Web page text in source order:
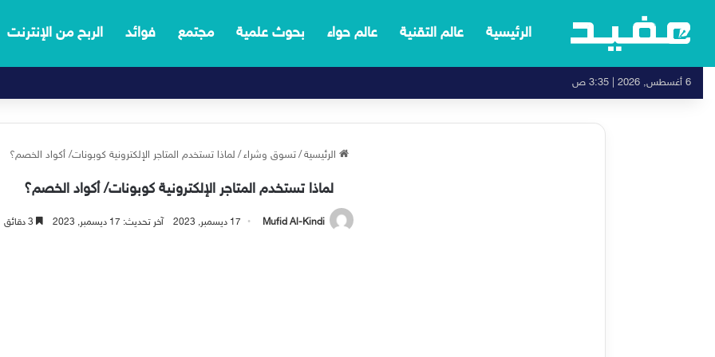
الرئيسية عالم التقنية عالم حواء بحوث علمية مجتمع فوائد الربح من الإنترنت
6 أغسطس, 2026 | 3:35 ص
الرئيسية / تسوق وشراء / لماذا تستخدم المتاجر الإلكترونية كوبونات/ أكواد الخصم؟
لماذا تستخدم المتاجر الإلكترونية كوبونات/ أكواد الخصم؟
Mufid Al-Kindi 17 ديسمبر, 2023 آخر تحديث: 17 ديسمبر, 2023